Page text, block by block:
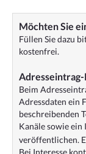
Möchten Sie
Füllen Sie dazu
kostenfrei.
Adresseintrag-
Beim
Adressdaten ein
beschreibenden
Kanäle sowie ein
veröffentlichen.
Bei Interesse